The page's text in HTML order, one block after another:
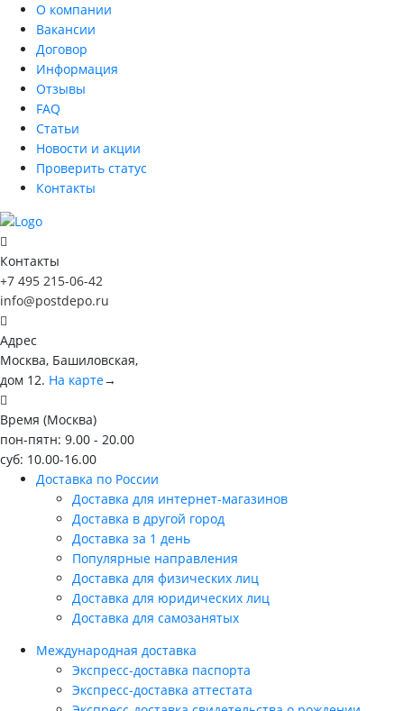
О компании
Вакансии
Договор
Информация
Отзывы
FAQ
Статьи
Новости и акции
Проверить статус
Контакты
Контакты
+7 495 215-06-42
info@postdepo.ru
Адрес
Москва, Башиловская,
дом 12. На карте→
Время (Москва)
пон-пятн: 9.00 - 20.00
суб: 10.00-16.00
Доставка по России
Доставка для интернет-магазинов
Доставка в другой город
Доставка за 1 день
Популярные направления
Доставка для физических лиц
Доставка для юридических лиц
Доставка для самозанятых
Международная доставка
Экспресс-доставка паспорта
Экспресс-доставка аттестата